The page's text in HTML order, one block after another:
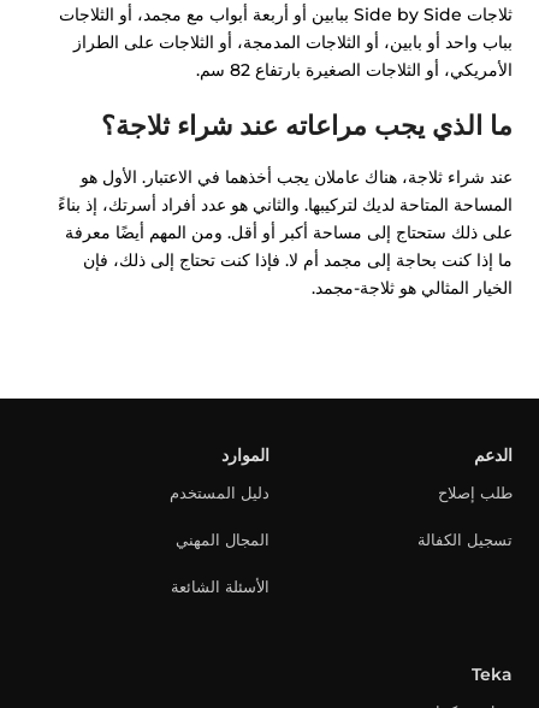
ثلاجات Side by Side ببابين أو أربعة أبواب مع مجمد، أو الثلاجات
بباب واحد أو بابين، أو الثلاجات المدمجة، أو الثلاجات على الطراز
الأمريكي، أو الثلاجات الصغيرة بارتفاع 82 سم.
ما الذي يجب مراعاته عند شراء ثلاجة؟
عند شراء ثلاجة، هناك عاملان يجب أخذهما في الاعتبار. الأول هو
المساحة المتاحة لديك لتركيبها. والثاني هو عدد أفراد أسرتك، إذ بناءً
على ذلك ستحتاج إلى مساحة أكبر أو أقل. ومن المهم أيضًا معرفة
ما إذا كنت بحاجة إلى مجمد أم لا. فإذا كنت تحتاج إلى ذلك، فإن
الخيار المثالي هو ثلاجة-مجمد.
الدعم
طلب إصلاح
تسجيل الكفالة
الموارد
دليل المستخدم
المجال المهني
الأسئلة الشائعة
Teka